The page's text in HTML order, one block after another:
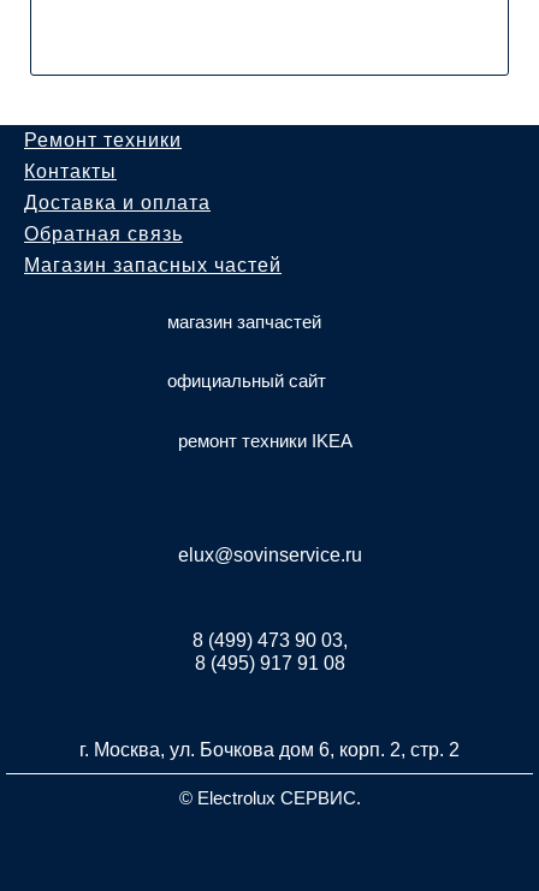
Ремонт техники
Контакты
Доставка и оплата
Обратная связь
Магазин запасных частей
магазин запчастей
официальный сайт
ремонт техники IKEA
elux@sovinservice.ru
8 (499) 473 90 03,
8 (495) 917 91 08
г. Москва, ул. Бочкова дом 6, корп. 2, стр. 2
© Electrolux СЕРВИС.